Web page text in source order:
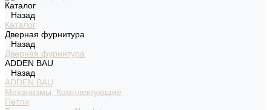
Каталог
Назад
Каталог
Дверная фурнитура
Назад
Дверная фурнитура
ADDEN BAU
Назад
ADDEN BAU
Механизмы, Комплектующие
Петли